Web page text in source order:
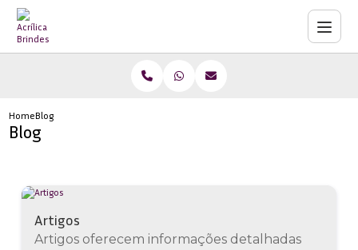
HomeBlog
Blog
Artigos
Artigos oferecem informações detalhadas